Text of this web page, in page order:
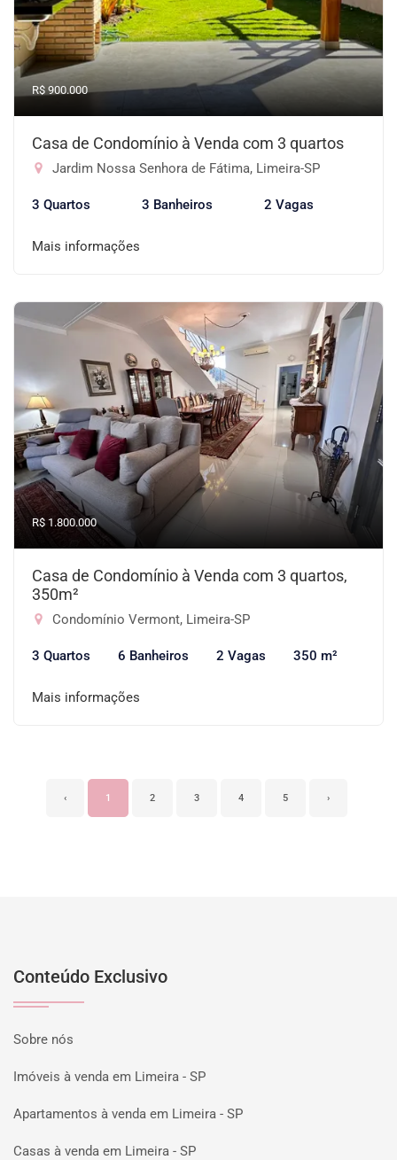
R$ 900.000
Casa de Condomínio à Venda com 3 quartos
Jardim Nossa Senhora de Fátima, Limeira-SP
3 Quartos 3 Banheiros 2 Vagas
Mais informações
R$ 1.800.000
Casa de Condomínio à Venda com 3 quartos,
350m²
Condomínio Vermont, Limeira-SP
3 Quartos 6 Banheiros 2 Vagas 350 m²
Mais informações
‹ 1 2 3 4 5 ›
Conteúdo Exclusivo
Sobre nós
Imóveis à venda em Limeira - SP
Apartamentos à venda em Limeira - SP
Casas à venda em Limeira - SP